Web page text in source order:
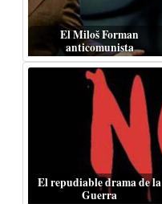
El Miloš Forman
anticomunista
El repudiable drama de la
Guerra